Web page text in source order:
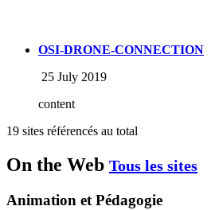
OSI-DRONE-CONNECTION
25 July 2019
content
19 sites référencés au total
On the Web Tous les sites
Animation et Pédagogie